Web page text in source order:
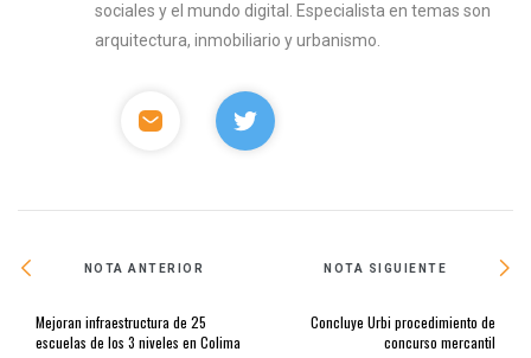
sociales y el mundo digital. Especialista en temas son
arquitectura, inmobiliario y urbanismo.
NOTA ANTERIOR
Mejoran infraestructura de 25
escuelas de los 3 niveles en Colima
NOTA SIGUIENTE
Concluye Urbi procedimiento de
concurso mercantil